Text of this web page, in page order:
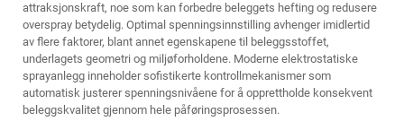
attraksjonskraft, noe som kan forbedre beleggets hefting og redusere
overspray betydelig. Optimal spenningsinnstilling avhenger imidlertid
av flere faktorer, blant annet egenskapene til beleggsstoffet,
underlagets geometri og miljøforholdene. Moderne elektrostatiske
sprayanlegg inneholder sofistikerte kontrollmekanismer som
automatisk justerer spenningsnivåene for å opprettholde konsekvent
beleggskvalitet gjennom hele påføringsprosessen.